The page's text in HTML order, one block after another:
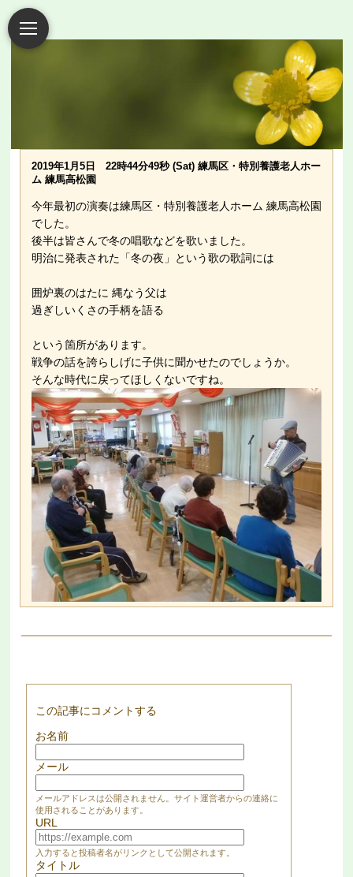
2019年1月5日 22時44分49秒 (Sat) 練馬区・特別養護老人ホー
ム 練馬高松園
今年最初の演奏は練馬区・特別養護老人ホーム 練馬高松園
でした。
後半は皆さんで冬の唱歌などを歌いました。
明治に発表された「冬の夜」という歌の歌詞には
囲炉裏のはたに 縄なう父は
過ぎしいくさの手柄を語る
という箇所があります。
戦争の話を誇らしげに子供に聞かせたのでしょうか。
そんな時代に戻ってほしくないですね。
この記事にコメントする
お名前
メール
メールアドレスは公開されません。サイト運営者からの連絡に
使用されることがあります。
URL
入力すると投稿者名がリンクとして公開されます。
タイトル